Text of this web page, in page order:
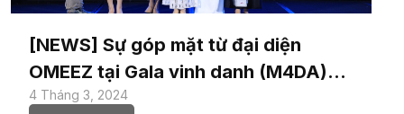
[NEWS] Sự góp mặt từ đại diện
OMEEZ tại Gala vinh danh (M4DA)
“Marketing For Development
4 Tháng 3, 2024